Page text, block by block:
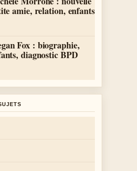
amie, relation, enfants
Fox : biographie,
diagnostic BPD